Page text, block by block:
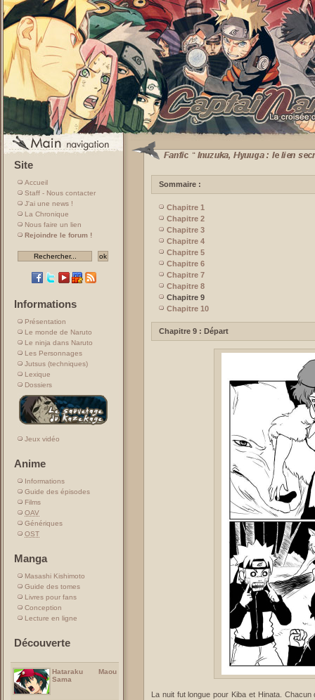
Site
Accueil
Staff - Nous contacter
J'ai une news !
La Chronique
Nous faire un lien
Rejoindre le forum !
Informations
Présentation
Le monde de Naruto
Le ninja dans Naruto
Les Personnages
Jutsus (techniques)
Lexique
Dossiers
Jeux vidéo
Anime
Informations
Guide des épisodes
Films
OAV
Génériques
OST
Manga
Masashi Kishimoto
Guide des tomes
Livres pour fans
Conception
Lecture en ligne
Découverte
Hataraku Maou
Sama
Sommaire :
Chapitre 1
Chapitre 2
Chapitre 3
Chapitre 4
Chapitre 5
Chapitre 6
Chapitre 7
Chapitre 8
Chapitre 9
Chapitre 10
Chapitre 9 : Départ
La nuit fut longue pour Kiba et Hinata.